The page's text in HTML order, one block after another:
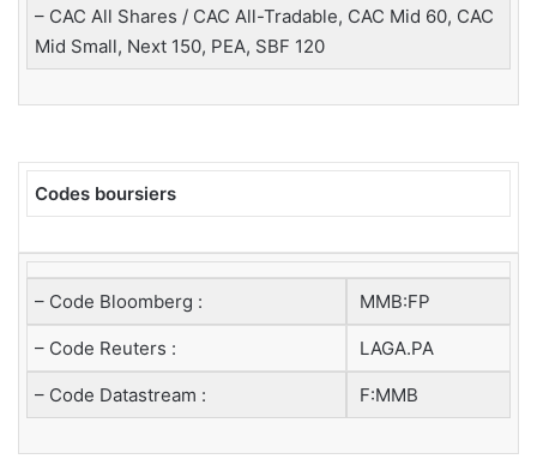
– CAC All Shares / CAC All-Tradable, CAC Mid 60, CAC
Mid Small, Next 150, PEA, SBF 120
Codes boursiers
– Code Bloomberg : MMB:FP
– Code Reuters : LAGA.PA
– Code Datastream : F:MMB